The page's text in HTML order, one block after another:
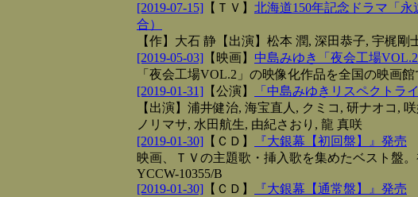
[2019-07-15] 【 ＴＶ 】 北海道150年記念ドラマ「
合）
【作】大石 静【出演】松本 潤, 深田恭子, 宇梶剛
[2019-05-03] 【 映画】 中島みゆき「夜会工場
「夜会工場VOL.2」の映像化作品を全国の映画館
[2019-01-31] 【公演】
「中島みゆきリスペクトラ
【出演】浦井健治, 海宝直人, クミコ, 研ナオコ,
ノリマサ, 水田航生, 由紀さおり, 龍 真咲
[2019-01-30] 【 ＣＤ 】
『大銀幕【初回盤】』発売
映画、ＴＶの主題歌・挿入歌を集めたベスト盤
YCCW-10355/B
[2019-01-30] 【 ＣＤ 】
『大銀幕【通常盤】』発売